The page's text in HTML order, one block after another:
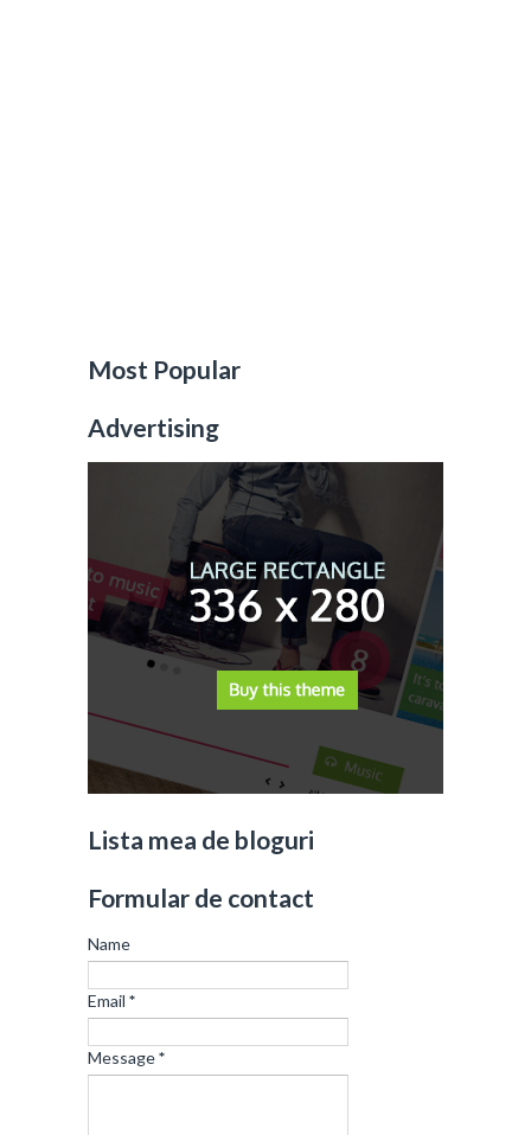
Most Popular
Advertising
Lista mea de bloguri
Formular de contact
Name
Email *
Message*